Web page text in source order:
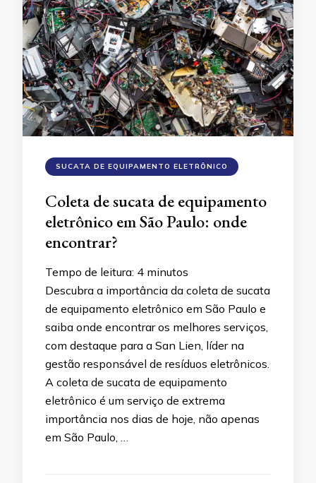
SUCATA DE EQUIPAMENTO ELETRÔNICO
Coleta de sucata de equipamento
eletrônico em São Paulo: onde
encontrar?
Tempo de leitura: 4 minutos
Descubra a importância da coleta de sucata
de equipamento eletrônico em São Paulo e
saiba onde encontrar os melhores serviços,
com destaque para a San Lien, líder na
gestão responsável de resíduos eletrônicos.
A coleta de sucata de equipamento
eletrônico é um serviço de extrema
importância nos dias de hoje, não apenas
em São Paulo, …